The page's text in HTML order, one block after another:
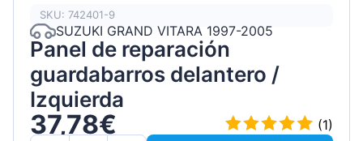
SKU: 742401-9
SUZUKI GRAND VITARA 1997-2005
Panel de reparación
guardabarros delantero /
Izquierda
37,78€
(1)